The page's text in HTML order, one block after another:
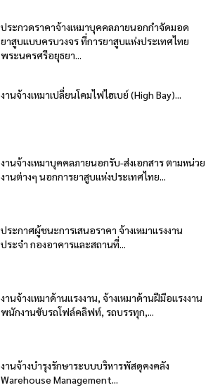
ประกวดราคาจ้างเหมาบุคคลภายนอกกำจัดมอด
ยาสูบแบบครบวงจร ที่การยาสูบแห่งประเทศไทย
พระนครศรีอยุธยา...
งานจ้างเหมาเปลี่ยนโคมไฟไฮเบย์ (High Bay)...
งานจ้างเหมาบุคคลภายนอกรับ-ส่งเอกสาร ตามหน่วย
งานต่างๆ นอกการยาสูบแห่งประเทศไทย...
ประกาศผู้ชนะการเสนอราคา จ้างเหมาแรงงาน
ประจำ กองอาคารและสถานที่...
งานจ้างเหมาด้านแรงงาน, จ้างเหมาด้านฝีมือแรงงาน
พนักงานขับรถโฟล์คลิฟท์, รถบรรทุก,...
งานจ้างบำรุงรักษาระบบบริหารพัสดุคงคลัง
Warehouse Management...